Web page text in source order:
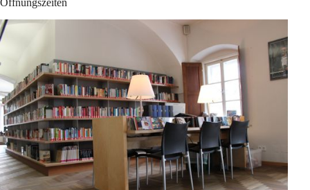
Öffnungszeiten